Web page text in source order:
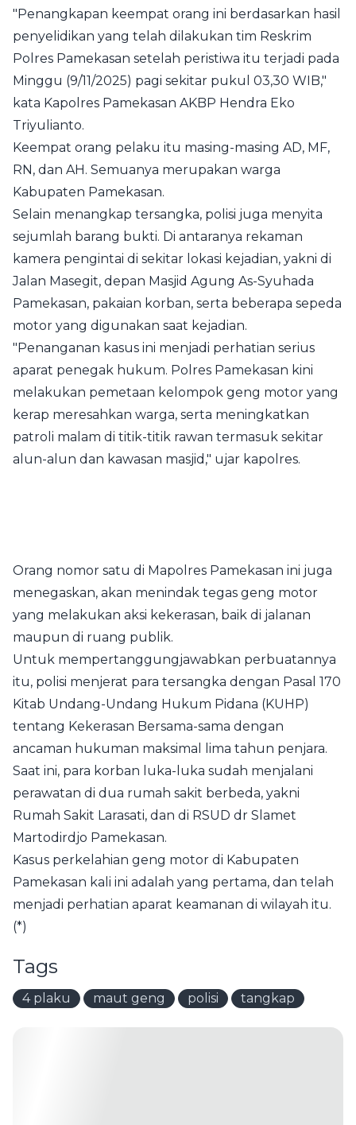
"Penangkapan keempat orang ini berdasarkan hasil
penyelidikan yang telah dilakukan tim Reskrim
Polres Pamekasan setelah peristiwa itu terjadi pada
Minggu (9/11/2025) pagi sekitar pukul 03,30 WIB,"
kata Kapolres Pamekasan AKBP Hendra Eko
Triyulianto.
Keempat orang pelaku itu masing-masing AD, MF,
RN, dan AH. Semuanya merupakan warga
Kabupaten Pamekasan.
Selain menangkap tersangka, polisi juga menyita
sejumlah barang bukti. Di antaranya rekaman
kamera pengintai di sekitar lokasi kejadian, yakni di
Jalan Masegit, depan Masjid Agung As-Syuhada
Pamekasan, pakaian korban, serta beberapa sepeda
motor yang digunakan saat kejadian.
"Penanganan kasus ini menjadi perhatian serius
aparat penegak hukum. Polres Pamekasan kini
melakukan pemetaan kelompok geng motor yang
kerap meresahkan warga, serta meningkatkan
patroli malam di titik-titik rawan termasuk sekitar
alun-alun dan kawasan masjid," ujar kapolres.
Orang nomor satu di Mapolres Pamekasan ini juga
menegaskan, akan menindak tegas geng motor
yang melakukan aksi kekerasan, baik di jalanan
maupun di ruang publik.
Untuk mempertanggungjawabkan perbuatannya
itu, polisi menjerat para tersangka dengan Pasal 170
Kitab Undang-Undang Hukum Pidana (KUHP)
tentang Kekerasan Bersama-sama dengan
ancaman hukuman maksimal lima tahun penjara.
Saat ini, para korban luka-luka sudah menjalani
perawatan di dua rumah sakit berbeda, yakni
Rumah Sakit Larasati, dan di RSUD dr Slamet
Martodirdjo Pamekasan.
Kasus perkelahian geng motor di Kabupaten
Pamekasan kali ini adalah yang pertama, dan telah
menjadi perhatian aparat keamanan di wilayah itu.
(*)
Tags
4 plaku maut geng polisi tangkap